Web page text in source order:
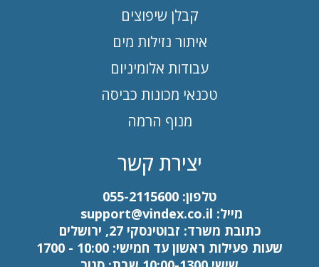
קבלן שיפוצים
איתור נזילות מים
עבודות אלומיניום
טכנאי מכונות כביסה
מנוף הרמה
יצירת קשר
טלפון: 055-2115600
מייל: support@vindex.co.il
כתובת משרד: זבוטינסקי 27, ירושלים
שעות פעילות ראשון עד חמישי: 10:00 - 1700